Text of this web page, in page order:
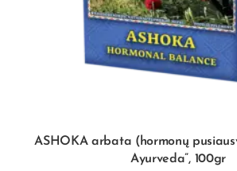
ASHOKA arbata (hormonų
Ayurveda”, 100gr